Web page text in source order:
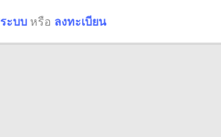
ะบบ หรือ ลงทะเบียน